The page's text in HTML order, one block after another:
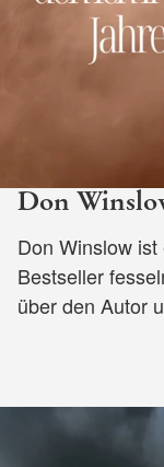
Don
Don Winslow
Bestseller
über den Autor